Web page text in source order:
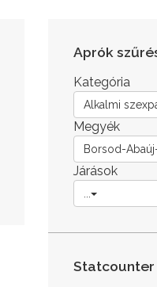
Aprók
Kategória
Alkalmi
Megyék
Borsod-
Járások
Statcounter